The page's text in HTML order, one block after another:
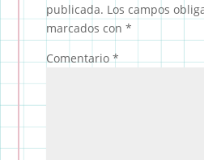
publicada. Los campos
marcados con *
Comentario*